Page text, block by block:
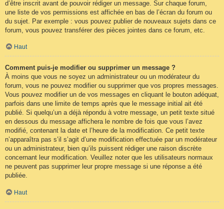
d’être inscrit avant de pouvoir rédiger un message. Sur chaque forum,
une liste de vos permissions est affichée en bas de l’écran du forum ou
du sujet. Par exemple : vous pouvez publier de nouveaux sujets dans ce
forum, vous pouvez transférer des pièces jointes dans ce forum, etc.
Haut
Comment puis-je modifier ou supprimer un message ?
À moins que vous ne soyez un administrateur ou un modérateur du
forum, vous ne pouvez modifier ou supprimer que vos propres messages.
Vous pouvez modifier un de vos messages en cliquant le bouton adéquat,
parfois dans une limite de temps après que le message initial ait été
publié. Si quelqu’un a déjà répondu à votre message, un petit texte situé
en dessous du message affichera le nombre de fois que vous l’avez
modifié, contenant la date et l’heure de la modification. Ce petit texte
n’apparaîtra pas s’il s’agit d’une modification effectuée par un modérateur
ou un administrateur, bien qu’ils puissent rédiger une raison discrète
concernant leur modification. Veuillez noter que les utilisateurs normaux
ne peuvent pas supprimer leur propre message si une réponse a été
publiée.
Haut